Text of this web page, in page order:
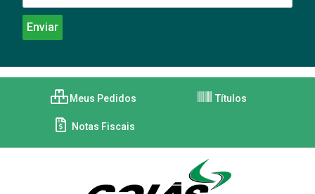
Meus Pedidos Títulos
Notas Fiscais